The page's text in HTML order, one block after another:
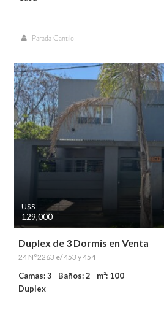
Parada Cantilo
U$S
129,000
Duplex de 3 Dormis en Venta
24 N°2263 e/ 453 y 454
Camas: 3 Baños: 2
m²: 100
Duplex